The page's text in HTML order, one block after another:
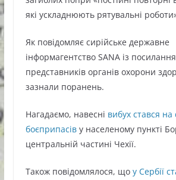
які ускладнюють рятувальні
Як повідомляє сирійське державне
інформагентство SANA із
представників органів охорони
зазнали поранень.
Нагадаємо, навесні вибух стався на
боєприпасіву населеному пункті
центральній частині Чехії.
Також повідомлялося, що у Сербії